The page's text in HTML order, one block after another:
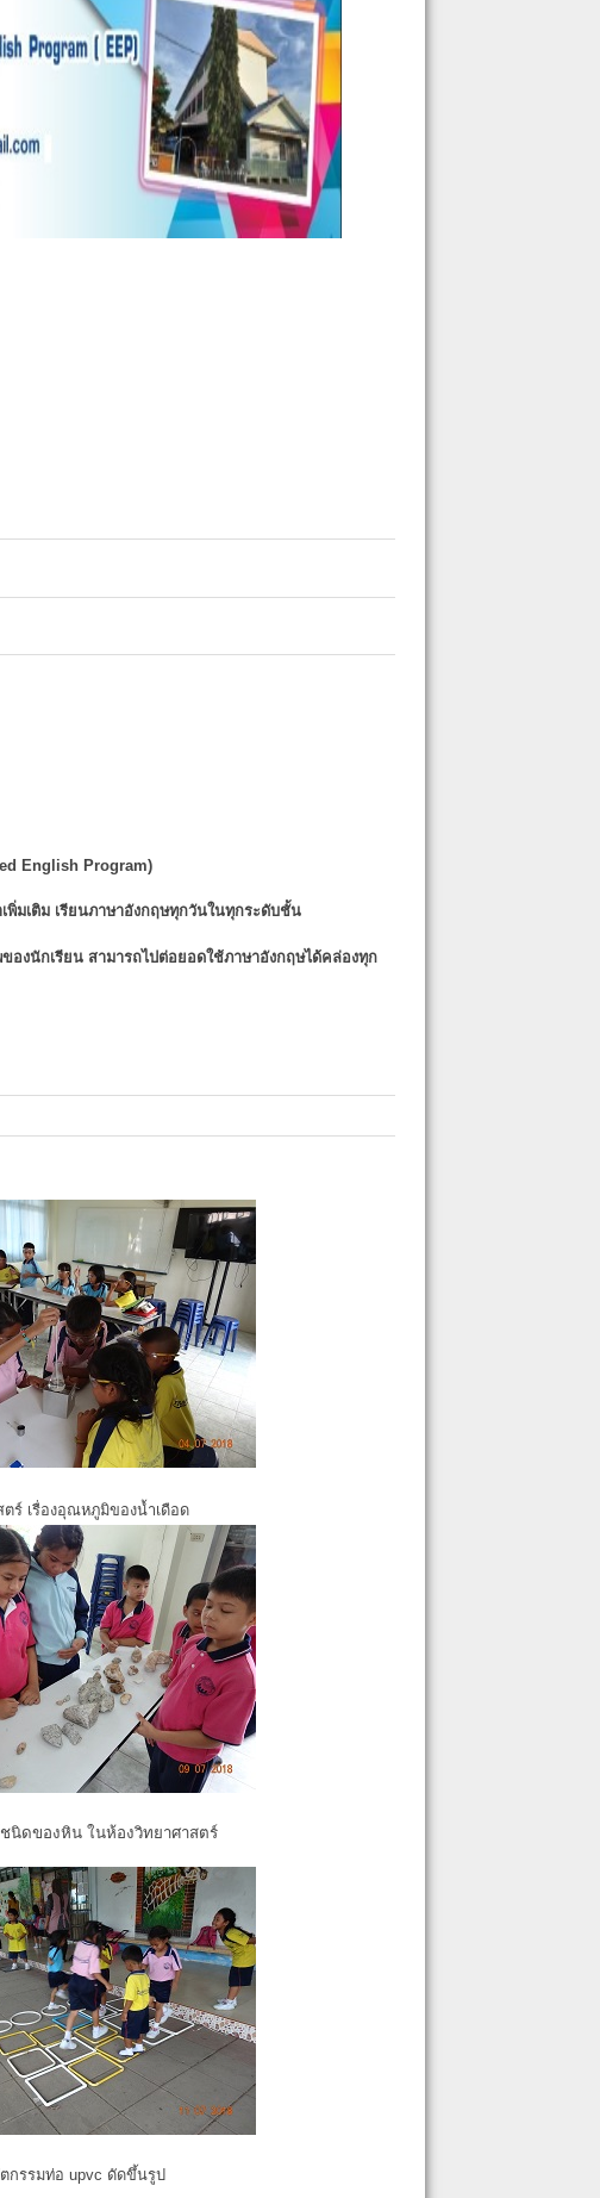
English Program)
พิ่มเติม เรียนภาษาอังกฤษทุกวันในทุกระดับชั้น
องนักเรียน สามารถไปต่อยอดใช้ภาษาอังกฤษได้คล่องทุก
ร์ เรื่องอุณหภูมิของน้ำเดือด
นิดของหิน ในห้องวิทยาศาสตร์
กรรมท่อ upvc ดัดขึ้นรูป